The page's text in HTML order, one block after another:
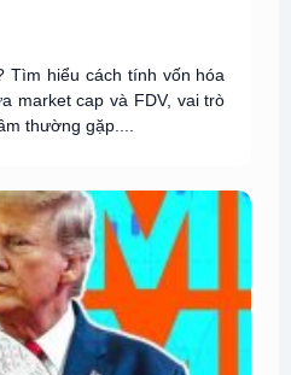
Tìm hiểu cách tính vốn hóa
market cap và FDV, vai trò
thường gặp....